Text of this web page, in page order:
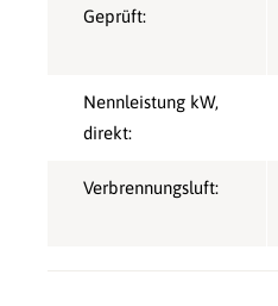
Geprüft:
Nennleistung kW,
direkt:
Verbrennungsluft: